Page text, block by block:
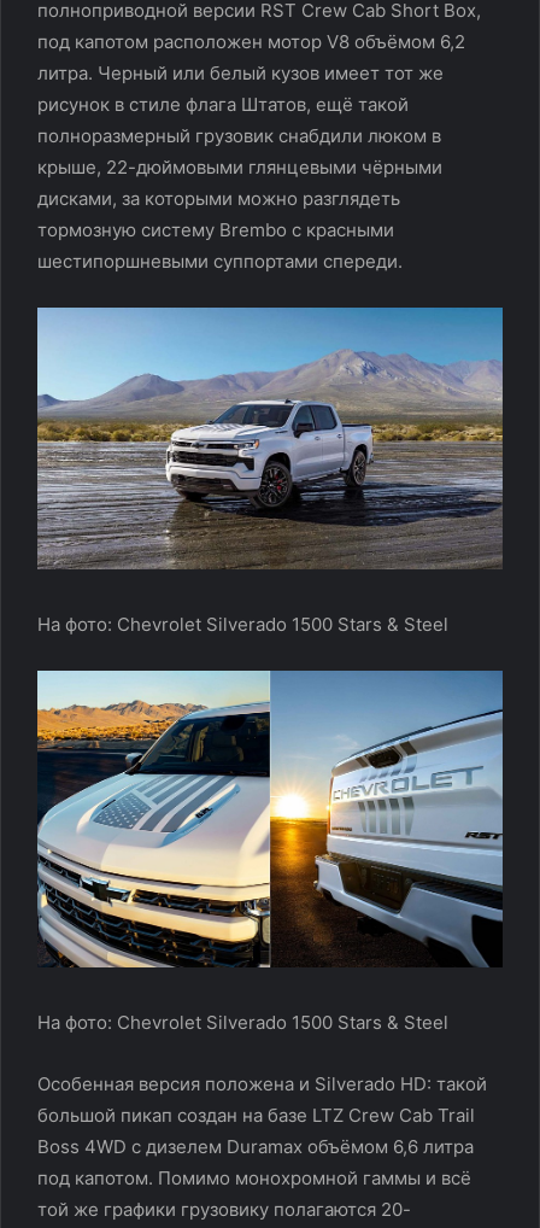
полноприводной версии RST Crew Cab Short Box,
под капотом расположен мотор V8 объёмом 6,2
литра. Черный или белый кузов имеет тот же
рисунок в стиле флага Штатов, ещё такой
полноразмерный грузовик снабдили люком в
крыше, 22-дюймовыми глянцевыми чёрными
дисками, за которыми можно разглядеть
тормозную систему Brembo с красными
шестипоршневыми суппортами спереди.
На фото: Chevrolet Silverado 1500 Stars & Steel
На фото: Chevrolet Silverado 1500 Stars & Steel
Особенная версия положена и Silverado HD: такой
большой пикап создан на базе LTZ Crew Cab Trail
Boss 4WD с дизелем Duramax объёмом 6,6 литра
под капотом. Помимо монохромной гаммы и всё
той же графики грузовику полагаются 20-